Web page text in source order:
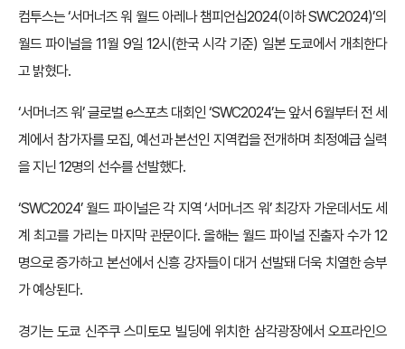
컴투스는 ‘서머너즈 워 월드 아레나 챔피언십2024(이하 SWC2024)’의
월드 파이널을 11월 9일 12시(한국 시각 기준) 일본 도쿄에서 개최한다
고 밝혔다.
‘서머너즈 워’ 글로벌 e스포츠 대회인 ‘SWC2024’는 앞서 6월부터 전 세
계에서 참가자를 모집, 예선과 본선인 지역컵을 전개하며 최정예급 실력
을 지닌 12명의 선수를 선발했다.
‘SWC2024’ 월드 파이널은 각 지역 ‘서머너즈 워’ 최강자 가운데서도 세
계 최고를 가리는 마지막 관문이다. 올해는 월드 파이널 진출자 수가 12
명으로 증가하고 본선에서 신흥 강자들이 대거 선발돼 더욱 치열한 승부
가 예상된다.
경기는 도쿄 신주쿠 스미토모 빌딩에 위치한 삼각광장에서 오프라인으